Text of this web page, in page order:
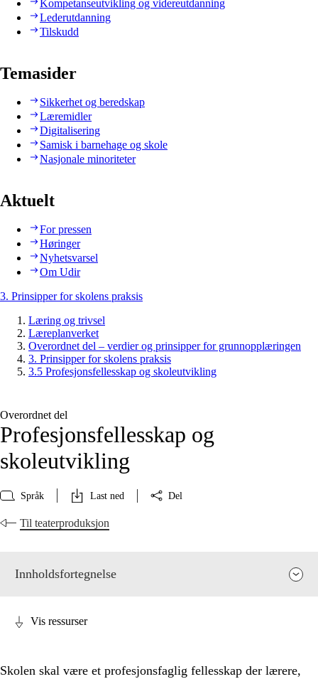
Kompetanseutvikling og videreutdanning
Lederutdanning
Tilskudd
Temasider
Sikkerhet og beredskap
Læremidler
Digitalisering
Samisk i barnehage og skole
Nasjonale minoriteter
Aktuelt
For pressen
Høringer
Nyhetsvarsel
Om Udir
3. Prinsipper for skolens praksis
Læring og trivsel
Læreplanverket
Overordnet del – verdier og prinsipper for grunnopplæringen
3. Prinsipper for skolens praksis
3.5 Profesjonsfellesskap og skoleutvikling
Overordnet del
Profesjonsfellesskap og
skoleutvikling
Språk Last ned Del
Til teaterproduksjon
Innholdsfortegnelse
Vis ressurser
Skolen skal være et profesjonsfaglig fellesskap der lærere,